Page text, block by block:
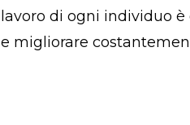
lavoro di ogni individuo
e migliorare